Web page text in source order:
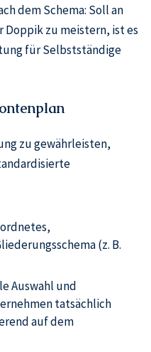
dem Schema: Soll an
Doppik zu meistern, ist es
für Selbstständige
zu gewährleisten,
(z. B.
Auswahl und
tatsächlich
auf dem